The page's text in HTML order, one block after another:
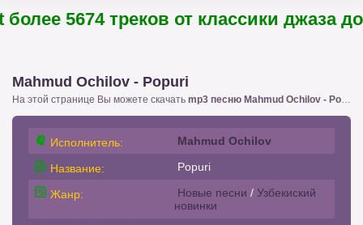
5674 треков от классики джаза до
Mahmud Ochilov - Popuri
На этой странице Вы можете скачать mp3 песню Mahmud Ochilov - Popuri
Исполнитель: Mahmud Ochilov
Название: Popuri
Жанр: Новые песни / Узбекиский
новинки